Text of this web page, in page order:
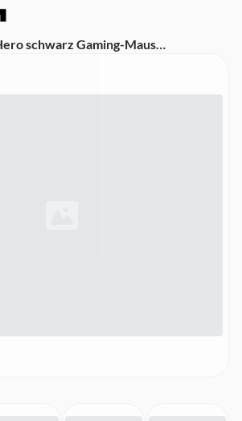
schwarz Gaming-Maus